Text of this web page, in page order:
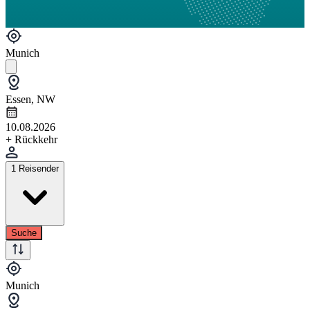
Munich
Essen, NW
10.08.2026
+ Rückkehr
1 Reisender
Suche
Munich